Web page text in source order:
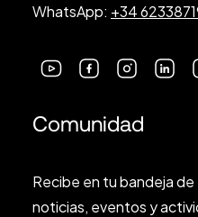
WhatsApp: +34
Comunidad
Recibe en tu bandeja
noticias, eventos y